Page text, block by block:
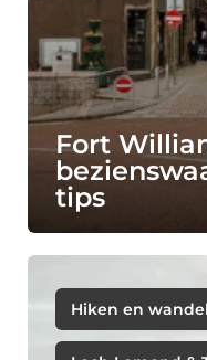
Fort
tips
Hiken en